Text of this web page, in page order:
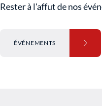
Rester à l'affut de nos
ÉVÉNEMENTS